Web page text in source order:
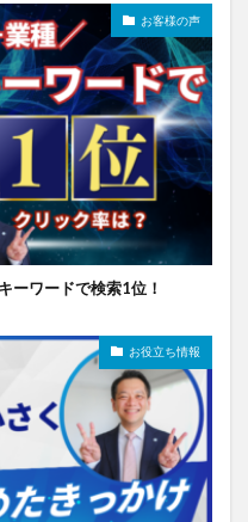
お客様の声
ーワードで検索1位！
お役立ち情報